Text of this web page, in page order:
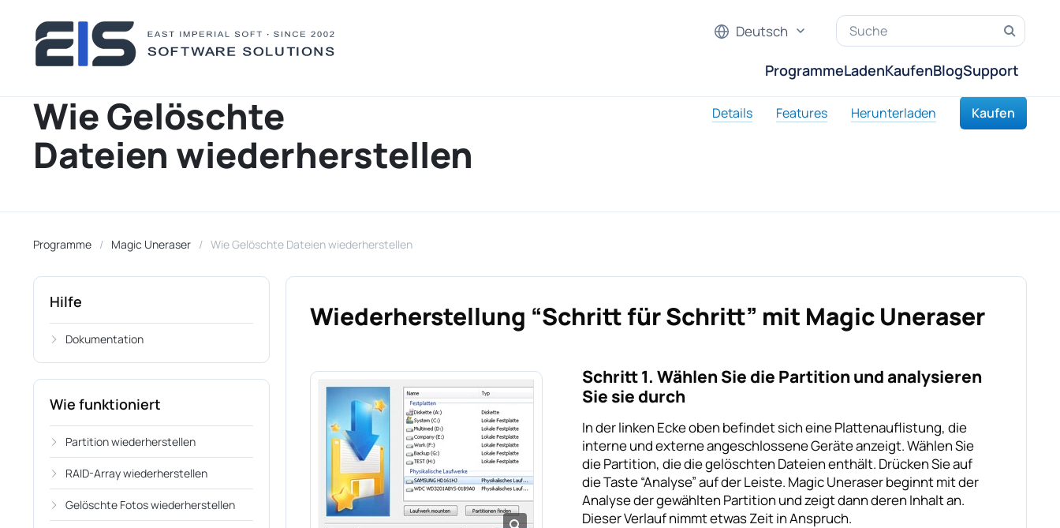
ProgrammeLadenKaufenBlogSupport
Deutsch
Wie Gelöschte
Dateien wiederherstellen
Details Features Herunterladen Kaufen
Programme Magic Uneraser Wie Gelöschte Dateien wiederherstellen
Wiederherstellung “Schritt für Schritt” mit Magic Uneraser
Schritt 1. Wählen Sie die Partition und analysieren
Sie sie durch
In der linken Ecke oben befindet sich eine Plattenauflistung, die
interne und externe angeschlossene Geräte anzeigt. Wählen Sie
die Partition, die die gelöschten Dateien enthält. Drücken Sie auf
die Taste “Analyse” auf der Leiste. Magic Uneraser beginnt mit der
Analyse der gewählten Partition und zeigt dann deren Inhalt an.
Dieser Verlauf nimmt etwas Zeit in Anspruch.
Hilfe
Dokumentation
Wie funktioniert
Partition wiederherstellen
RAID-Array wiederherstellen
Gelöschte Fotos wiederherstellen